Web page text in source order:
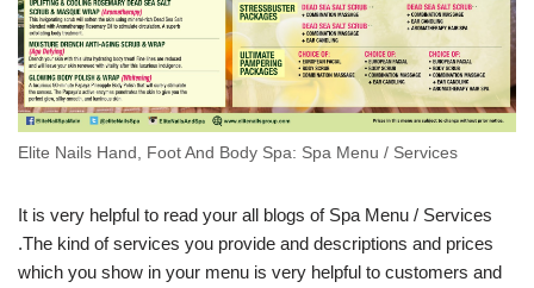
Elite Nails Hand, Foot And Body Spa: Spa Menu / Services
It is very helpful to read your all blogs of Spa Menu / Services
.The kind of services you provide and descriptions and prices
which you show in your menu is very helpful to customers and